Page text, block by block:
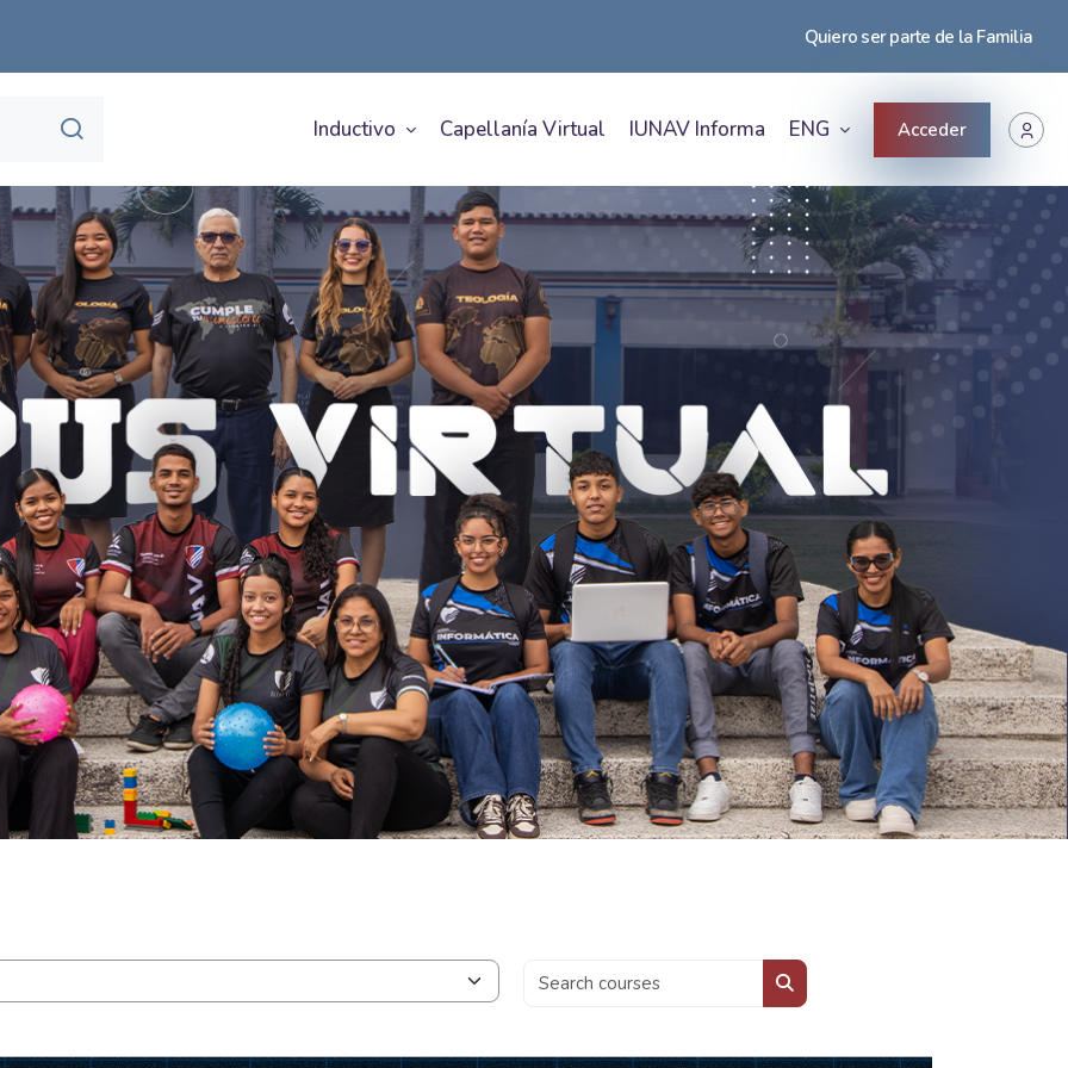
Quiero ser parte de la Familia
Inductivo Capellanía Virtual IUNAV Informa ENG Acceder
Search courses
Search courses